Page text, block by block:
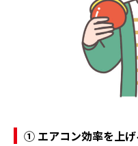
① エアコン効率を上